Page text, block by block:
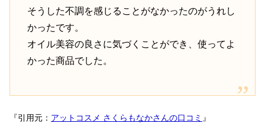
そうした不調を感じることがなかったのがうれし
かったです。
オイル美容の良さに気づくことができ、使ってよ
かった商品でした。
『引用元： アットコスメ さくらもなかさんの口コミ 』